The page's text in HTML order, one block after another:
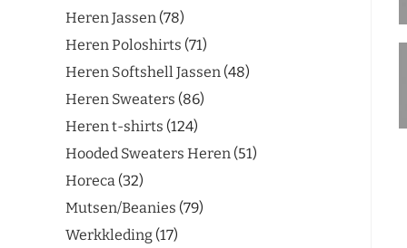
Heren Jassen 78
Heren Poloshirts 71
Heren Softshell Jassen 48
Heren Sweaters 86
Heren t-shirts 124
Hooded Sweaters Heren 51
Horeca 32
Mutsen/Beanies 79
Werkkleding 17